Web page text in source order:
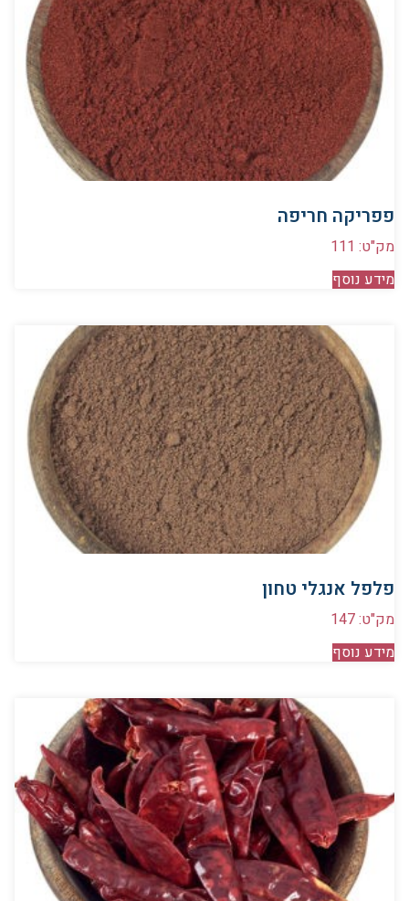
פפריקה חריפה
מק"ט: 111
מידע נוסף
פלפל אנגלי טחון
מק"ט: 147
מידע נוסף